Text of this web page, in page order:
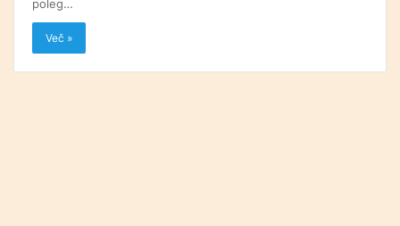
poleg…
Več »